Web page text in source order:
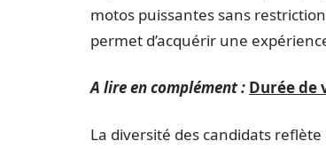
motos puissantes sans
permet d’acquérir une
A lire en complément : Durée de
La diversité des candidats